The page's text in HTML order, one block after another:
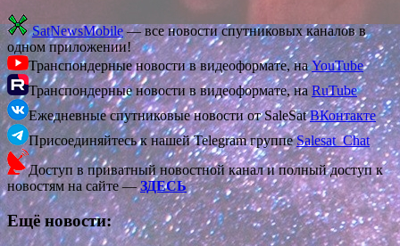
SatNewsMobile— все новости спутниковых каналов в
одном приложении!
Транспондерные новости в видеоформате, наYouTube
Транспондерные новости в видеоформате, наRuTube
Ежедневные спутниковые новости от SaleSatВКонтакте
Присоединяйтесь к нашей Telegram группеSalesat_Chat
Доступ в приватный новостной канал и полный доступ к
новостям на сайте —ЗДЕСЬ
Ещё новости: